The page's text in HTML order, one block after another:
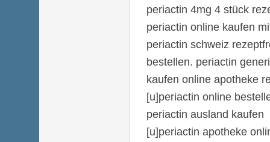
periactin 4mg 4 stück
periactin online kaufen
periactin schweiz
bestellen. periactin
kaufen online apotheke
[u]periactin online
periactin ausland kaufen
[u]periactin apotheke